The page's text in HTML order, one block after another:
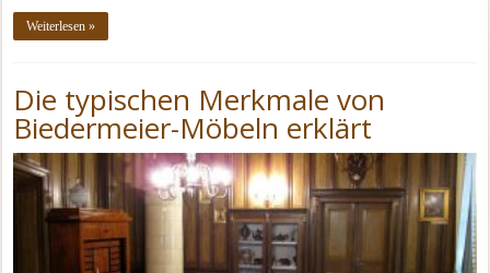
Weiterlesen »
Die typischen Merkmale von
Biedermeier-Möbeln erklärt